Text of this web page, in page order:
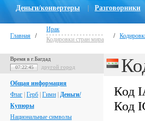
Деньги/конвертеры
Разговорники
Главная /
Ирак
Кодировки стран мира
/
Время в г.Багдад
07:22:46 другой город
Общая информация
Флаг Герб Гимн Деньги/
Купюры
Национальные символы
Код
Код